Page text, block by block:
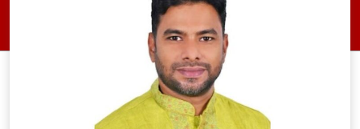
সিনিয়র যুগ্ম মহাসচিব রুহুল কবির রিজভী
স্বাক্ষরিত এক বিজ্ঞপ্তিতে নতুন কমিটির
অনুমোদনের বিষয়টি জানানো হয়। কমিটিতে
আব্দুল মোনায়েম মুন্নাকে সভাপতি […]